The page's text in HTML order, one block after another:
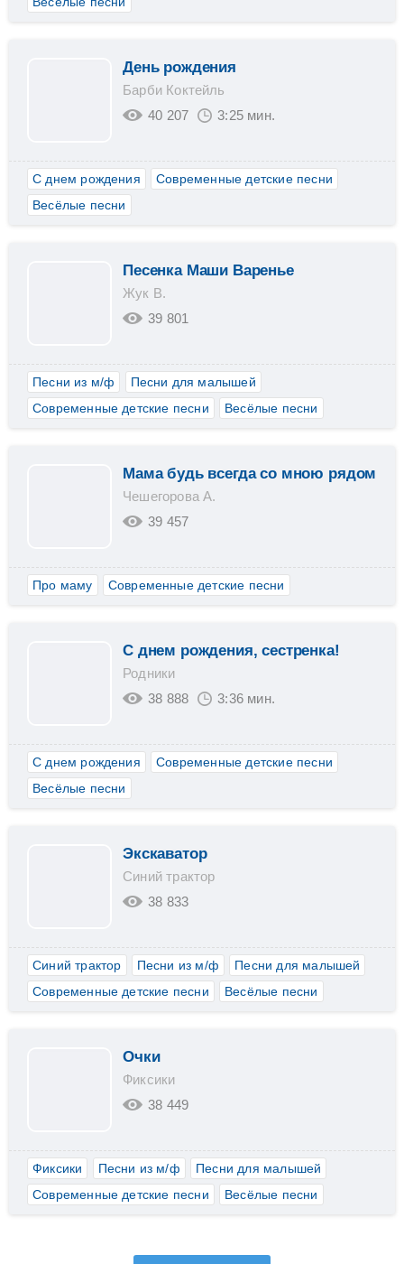
День рождения
Барби Коктейль
40 207
3:25 мин.
С днем рождения
Современные детские песни
Весёлые песни
Песенка Маши Варенье
Жук В.
39 801
Песни из м/ф
Песни для малышей
Современные детские песни
Весёлые песни
Мама будь всегда со мною рядом
Чешегорова А.
39 457
Про маму Современные детские песни
С днем рождения, сестренка!
Родники
38 888
3:36 мин.
С днем рождения
Современные детские песни
Весёлые песни
Экскаватор
Синий трактор
38 833
Синий трактор Песни из м/ф
Песни для малышей
Современные детские песни
Весёлые песни
Очки
Фиксики
38 449
Фиксики Песни из м/ф
Песни для малышей
Современные детские песни
Весёлые песни